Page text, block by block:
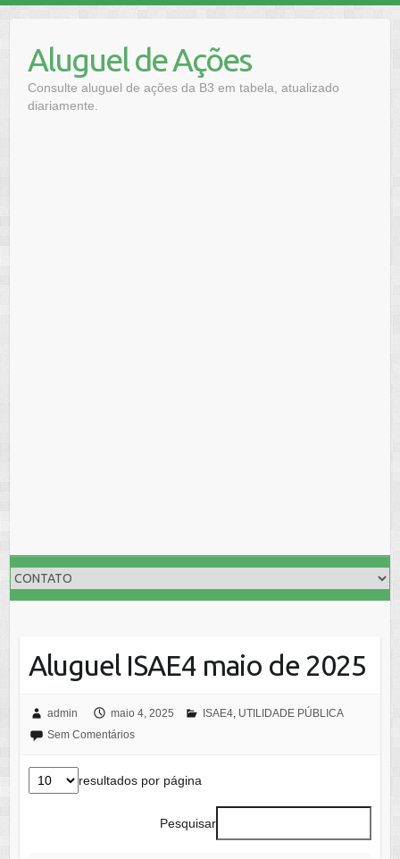
contentAluguel de Ações
Consulte aluguel de ações da B3 em tabela, atualizado
diariamente.
Aluguel ISAE4 maio de 2025
admin maio 4, 2025 ISAE4, UTILIDADE PÚBLICA
Sem Comentários
resultados por página
Pesquisar